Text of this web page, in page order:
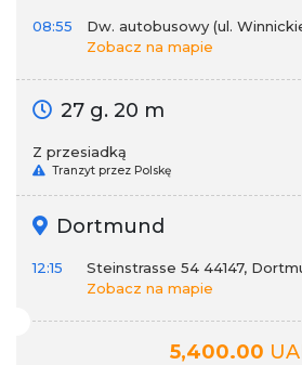
08:55
Dw. autobusowy (ul.
Zobacz na mapie
27 g. 20 m
Z przesiadką
Tranzyt przez Polskę
Dortmund
12:15
Steinstrasse 54 44147,
Zobacz na mapie
5,400.00